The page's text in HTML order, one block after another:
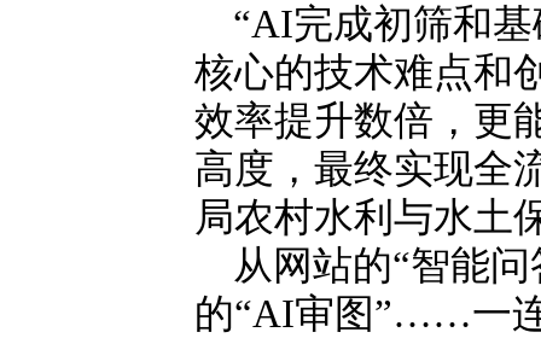
“AI完成初筛和
核心的技术难点和
效率提升数倍，更
高度，最终实现全
局农村水利与水土
从网站的“智能
的“AI审图”……一